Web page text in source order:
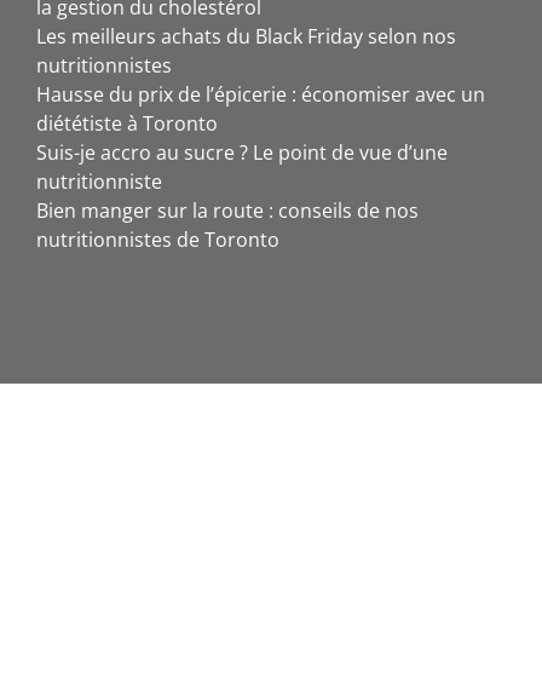
la gestion du cholestérol
Les meilleurs achats du Black Friday selon nos
nutritionnistes
Hausse du prix de l’épicerie : économiser avec un
diététiste à Toronto
Suis-je accro au sucre ? Le point de vue d’une
nutritionniste
Bien manger sur la route : conseils de nos
nutritionnistes de Toronto